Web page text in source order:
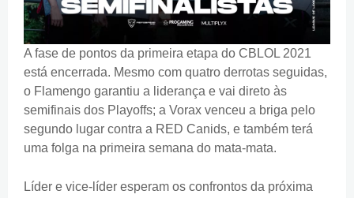
A fase de pontos da primeira etapa do CBLOL 2021
está encerrada. Mesmo com quatro derrotas seguidas,
o Flamengo garantiu a liderança e vai direto às
semifinais dos Playoffs; a Vorax venceu a briga pelo
segundo lugar contra a RED Canids, e também terá
uma folga na primeira semana do mata-mata.
Líder e vice-líder esperam os confrontos da próxima